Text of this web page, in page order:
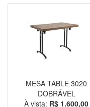
MESA TABLE 3020
DOBRÁVEL
À vista: R$ 1.600,00